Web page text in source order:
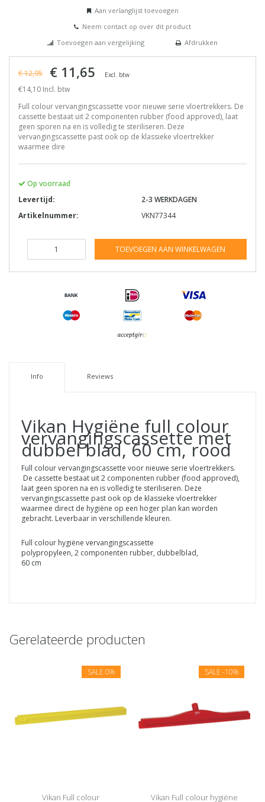
Aan verlanglijst toevoegen
Neem contact op over dit product
Toevoegen aan vergelijking
Afdrukken
€ 12,95 € 11,65 Excl. btw
€14,10 Incl. btw
Full colour vervangingscassette voor nieuwe serie vloertrekkers. De
cassette bestaat uit 2 componenten rubber (food approved), laat
geen sporen na en is volledig te steriliseren. Deze
vervangingscassette past ook op de klassieke vloertrekker
waarmee dire
Op voorraad
Levertijd:
2-3 WERKDAGEN
Artikelnummer:
VKN77344
TOEVOEGEN AAN WINKELWAGEN
Info Reviews
Vikan Hygiëne full colour
vervangingscassette met
dubbel blad, 60 cm, rood
Full colour vervangingscassette voor nieuwe serie vloertrekkers.
De cassette bestaat uit 2 componenten rubber (food approved),
laat geen sporen na en is volledig te steriliseren. Deze
vervangingscassette past ook op de klassieke vloertrekker
waarmee direct de hygiëne op een hoger plan kan worden
gebracht. Leverbaar in verschillende kleuren.
Full colour hygiëne vervangingscassette
polypropyleen, 2 componenten rubber, dubbelblad,
60 cm
Gerelateerde producten
SALE 0%
Vikan Full colour
SALE -10%
Vikan Full colour hygiëne